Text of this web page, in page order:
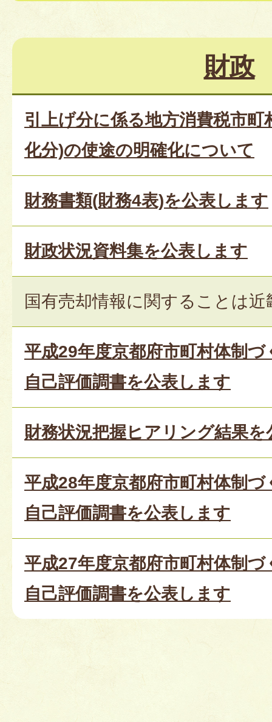
財政
引上げ分に係る地方消費税市町
化分)の使途の明確化について
財務書類(財務4表)を公表します
財政状況資料集を公表します
国有売却情報に関することは
平成29年度京都府市町村体制
自己評価調書を公表します
財務状況把握ヒアリング結果を
平成28年度京都府市町村体制
自己評価調書を公表します
平成27年度京都府市町村体制
自己評価調書を公表します